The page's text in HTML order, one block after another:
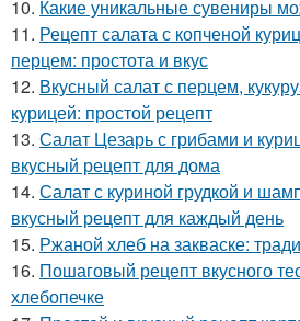
10. Какие уникальные сувениры
11. Рецепт салата с копченой
перцем: простота и вкус
12. Вкусный салат с перцем,
курицей: простой рецепт
13. Салат Цезарь с грибами и
вкусный рецепт для дома
14. Салат с куриной грудкой и
вкусный рецепт для каждый день
15. Ржаной хлеб на закваске:
16. Пошаговый рецепт вкусного
хлебопечке